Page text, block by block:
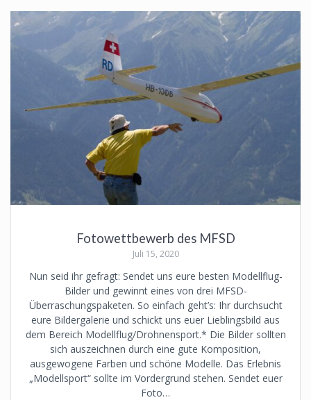
Fotowettbewerb des MFSD
Juli 15, 2020
Nun seid ihr gefragt: Sendet uns eure besten Modellflug-
Bilder und gewinnt eines von drei MFSD-
Überraschungspaketen. So einfach geht’s: Ihr durchsucht
eure Bildergalerie und schickt uns euer Lieblingsbild aus
dem Bereich Modellflug/Drohnensport.* Die Bilder sollten
sich auszeichnen durch eine gute Komposition,
ausgewogene Farben und schöne Modelle. Das Erlebnis
„Modellsport“ sollte im Vordergrund stehen. Sendet euer
Foto…